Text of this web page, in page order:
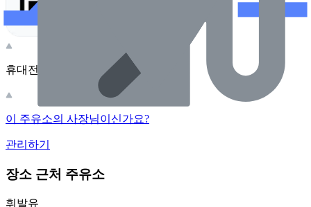
휴대전화 카메라로 찍어보세요
이 주유소의 사장님이신가요?
관리하기
장소 근처 주유소
휘발유